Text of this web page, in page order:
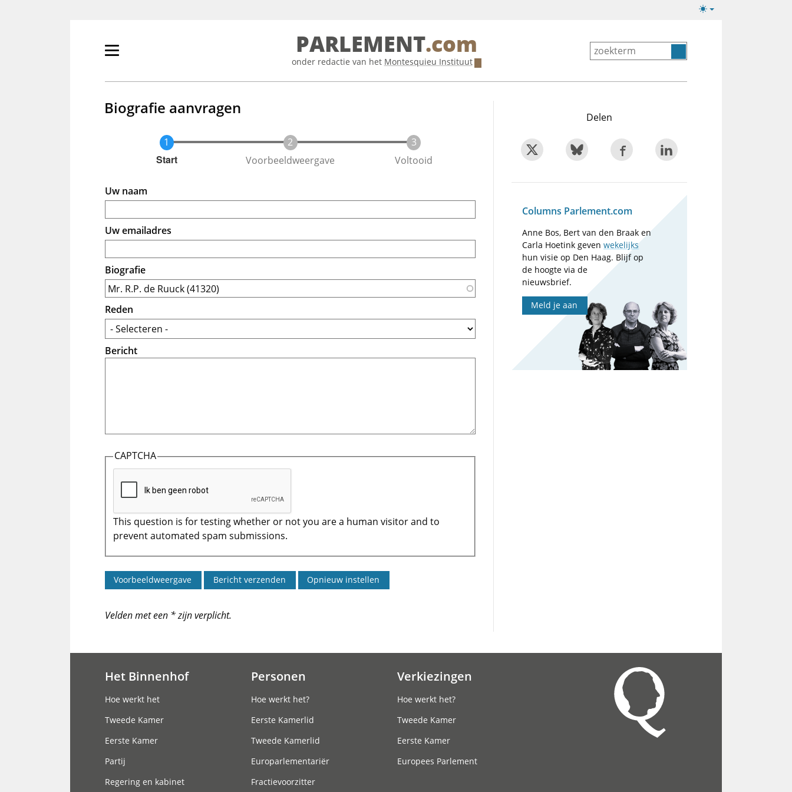
Lichte/donkere
Primair
tonen/verbergen
PARLEMENT.com
onder redactie van het Montesquieu Instituut
Biografie aanvragen
Huidige
Start Voorbeeldweergave Voltooid
Uw naam
Uw emailadres
Biografie
Reden
Bericht
CAPTCHA
This question is for testing whether or not you are a human visitor and to
prevent automated spam submissions.
Velden met een * zijn verplicht.
Delen
Columns Parlement.com
Anne Bos, Bert van den Braak en
Carla Hoetink gevenwekelijks
hun visie op Den Haag. Blijf op
de hoogte via de
nieuwsbrief.
Meld je aan
Het Binnenhof
Hoe werkt het
Tweede Kamer
Eerste Kamer
Partij
Regering en kabinet
Personen
Hoe werkt het?
Eerste Kamerlid
Tweede Kamerlid
Europarlementariër
Fractievoorzitter
Verkiezingen
Hoe werkt het?
Tweede Kamer
Eerste Kamer
Europees Parlement